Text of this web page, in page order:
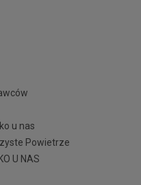
u nas
Powietrze
U NAS